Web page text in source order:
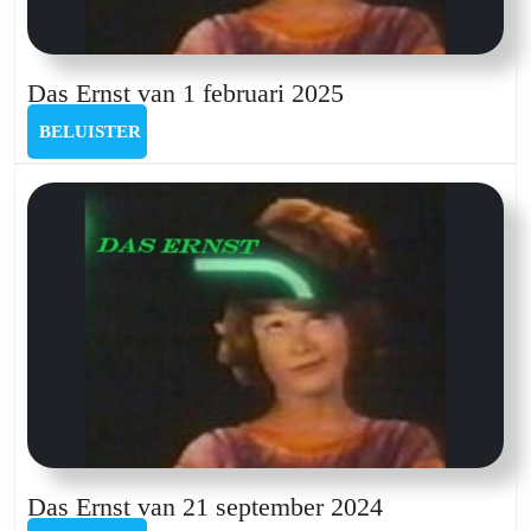
Das Ernst van 1 februari 2025Das
1
februari
2025
BELUISTER
Das Ernst van 21 september 2024Das